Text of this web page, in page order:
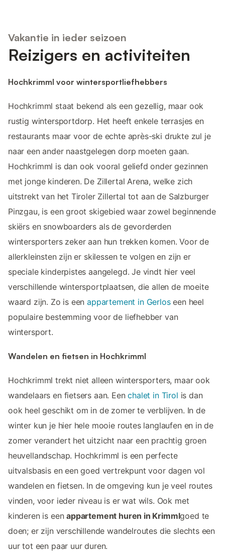
Vakantie in ieder seizoen
Reizigers en activiteiten
Hochkrimml voor wintersportliefhebbers
Hochkrimml staat bekend als een gezellig, maar ook
rustig wintersportdorp. Het heeft enkele terrasjes en
restaurants maar voor de echte après-ski drukte zul je
naar een ander naastgelegen dorp moeten gaan.
Hochkrimml is dan ook vooral geliefd onder gezinnen
met jonge kinderen. De Zillertal Arena, welke zich
uitstrekt van het Tiroler Zillertal tot aan de Salzburger
Pinzgau, is een groot skigebied waar zowel beginnende
skiërs en snowboarders als de gevorderden
wintersporters zeker aan hun trekken komen. Voor de
allerkleinsten zijn er skilessen te volgen en zijn er
speciale kinderpistes aangelegd. Je vindt hier veel
verschillende wintersportplaatsen, die allen de moeite
waard zijn. Zo is eenappartement in Gerloseen heel
populaire bestemming voor de liefhebber van
wintersport.
Wandelen en fietsen in Hochkrimml
Hochkrimml trekt niet alleen wintersporters, maar ook
wandelaars en fietsers aan. Eenchalet in Tirol is dan
ook heel geschikt om in de zomer te verblijven. In de
winter kun je hier hele mooie routes langlaufen en in de
zomer verandert het uitzicht naar een prachtig groen
heuvellandschap. Hochkrimml is een perfecte
uitvalsbasis en een goed vertrekpunt voor dagen vol
wandelen en fietsen. In de omgeving kun je veel routes
vinden, voor ieder niveau is er wat wils. Ook met
kinderen is eenappartement huren in Krimmlgoed te
doen; er zijn verschillende wandelroutes die slechts een
uur tot een paar uur duren.